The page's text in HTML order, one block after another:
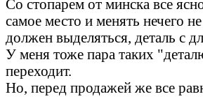
Со стопарем от минска все
самое место и менять нечего
должен выделяться, деталь с
У меня тоже пара таких
переходит.
Но, перед продажей же все